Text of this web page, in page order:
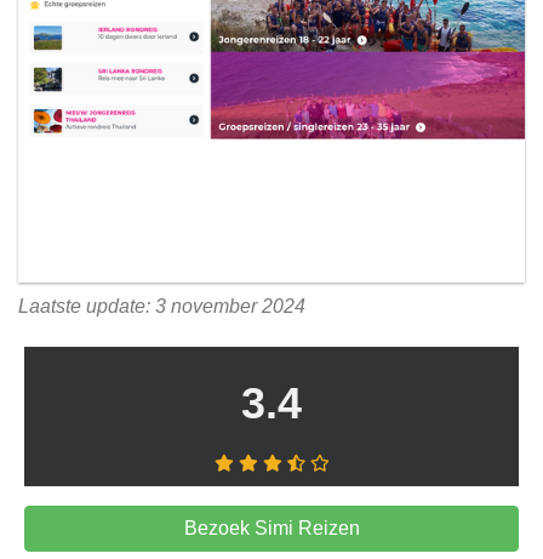
Laatste update: 3 november 2024
3.4
Bezoek Simi Reizen